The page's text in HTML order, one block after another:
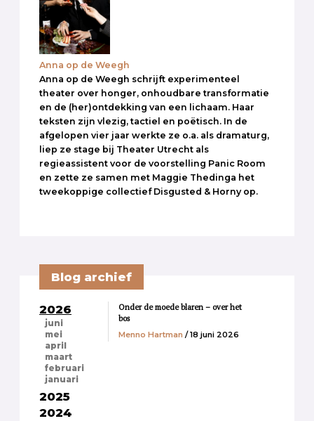
Anna op de Weegh
Anna op de Weegh schrijft experimenteel
theater over honger, onhoudbare transformatie
en de (her)ontdekking van een lichaam. Haar
teksten zijn vlezig, tactiel en poëtisch. In de
afgelopen vier jaar werkte ze o.a. als dramaturg,
liep ze stage bij Theater Utrecht als
regieassistent voor de voorstelling Panic Room
en zette ze samen met Maggie Thedinga het
tweekoppige collectief Disgusted & Horny op.
Blog archief
2026
juni
mei
april
maart
februari
januari
2025
2024
Onder de moede blaren – over het
bos
Menno Hartman / 18 juni 2026